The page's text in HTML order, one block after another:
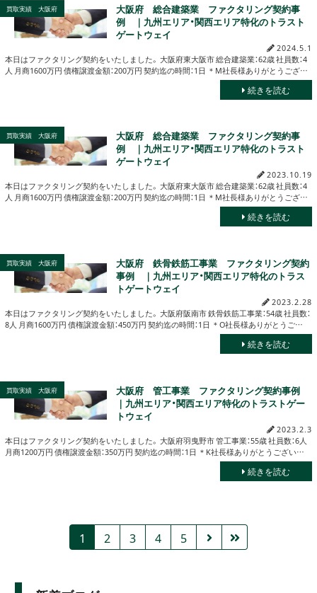
買取実績 大阪府
大阪府 総合建築業 ファクタリング契約事
例 ｜九州エリア・関西エリア特化のトラスト
ゲートウェイ
2024.5.1
本日はファクタリング契約をいたしました。 大阪府東大阪市 総合建築業：62歳 社員数：4
人 月商1600万円 債権譲渡金額：200万円 契約迄の時間：1日 ＊M社長様ありがとうござ…
続きを読む
買取実績 大阪府
大阪府 総合建築業 ファクタリング契約事
例 ｜九州エリア・関西エリア特化のトラスト
ゲートウェイ
2023.10.19
本日はファクタリング契約をいたしました。 大阪府東大阪市 総合建築業：62歳 社員数：4
人 月商1600万円 債権譲渡金額：200万円 契約迄の時間：1日 ＊M社長様ありがとうござ…
続きを読む
買取実績 大阪府
大阪府 鉄骨鉄筋工事業 ファクタリング契約
事例 ｜九州エリア・関西エリア特化のトラス
トゲートウェイ
2023.2.28
本日はファクタリング契約をいたしました。 大阪府阪南市 鉄骨鉄筋工事業：54歳 社員数：
8人 月商1600万円 債権譲渡金額：450万円 契約迄の時間：1日 ＊O社長様ありがとうご…
続きを読む
買取実績 大阪府
大阪府 管工事業 ファクタリング契約事例
｜九州エリア・関西エリア特化のトラストゲー
トウェイ
2023.2.3
本日はファクタリング契約をいたしました。 大阪府羽曳野市 管工事業：55歳 社員数：6人
月商1200万円 債権譲渡金額：350万円 契約迄の時間：1日 ＊K社長様ありがとうござい…
続きを読む
1 2 3 4 5